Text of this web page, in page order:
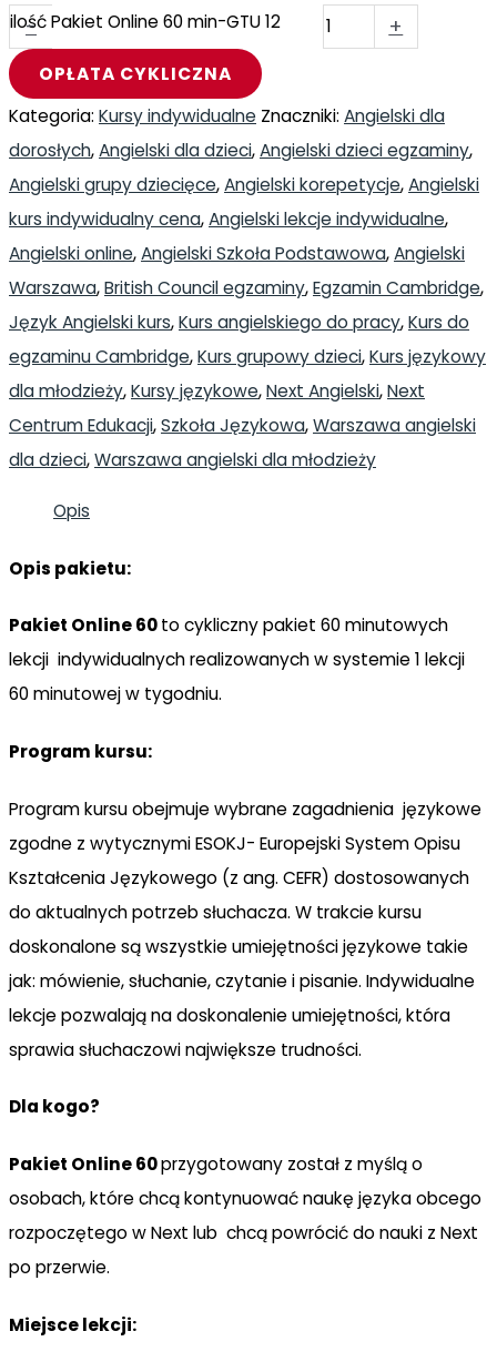
-
ilość Pakiet Online 60 min-GTU 12 +
OPŁATA CYKLICZNA
Kategoria: Kursy indywidualne Znaczniki: Angielski dla
dorosłych,Angielski dla dzieci,Angielski dzieci egzaminy,
Angielski grupy dziecięce,Angielski korepetycje,Angielski
kurs indywidualny cena,Angielski lekcje indywidualne,
Angielski online,Angielski Szkoła Podstawowa,Angielski
Warszawa,British Council egzaminy,Egzamin Cambridge,
Język Angielski kurs,Kurs angielskiego do pracy,Kurs do
egzaminu Cambridge,Kurs grupowy dzieci,Kurs językowy
dla młodzieży,Kursy językowe,Next Angielski,Next
Centrum Edukacji,Szkoła Językowa,Warszawa angielski
dla dzieci,Warszawa angielski dla młodzieży
Opis
Opis pakietu:
Pakiet Online 60to cykliczny pakiet 60 minutowych
lekcji indywidualnych realizowanych w systemie 1 lekcji
60 minutowej w tygodniu.
Program kursu:
Program kursu obejmuje wybrane zagadnienia językowe
zgodne z wytycznymi ESOKJ- Europejski System Opisu
Kształcenia Językowego (z ang. CEFR) dostosowanych
do aktualnych potrzeb słuchacza. W trakcie kursu
doskonalone są wszystkie umiejętności językowe takie
jak: mówienie, słuchanie, czytanie i pisanie. Indywidualne
lekcje pozwalają na doskonalenie umiejętności, która
sprawia słuchaczowi największe trudności.
Dla kogo?
Pakiet Online 60przygotowany został z myślą o
osobach, które chcą kontynuować naukę języka obcego
rozpoczętego w Next lub chcą powrócić do nauki z Next
po przerwie.
Miejsce lekcji: